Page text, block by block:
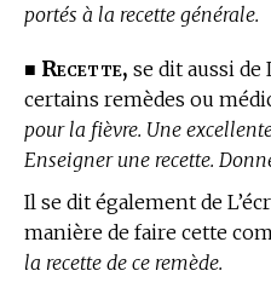
portés à la recette générale.
■ Recette, se dit aussi
certains remèdes ou
pour la fièvre. Une
Enseigner une recette.
Il se dit également de
manière de faire cette
la recette de ce remède.